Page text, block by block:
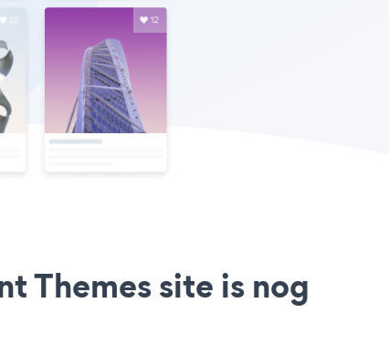
Themes site is nog